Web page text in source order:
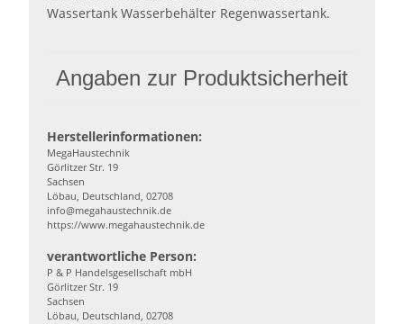
Wassertank Wasserbehälter Regenwassertank.
Angaben zur Produktsicherheit
Herstellerinformationen:
MegaHaustechnik
Görlitzer Str. 19
Sachsen
Löbau, Deutschland, 02708
info@megahaustechnik.de
https://www.megahaustechnik.de
verantwortliche Person:
P & P Handelsgesellschaft mbH
Görlitzer Str. 19
Sachsen
Löbau, Deutschland, 02708